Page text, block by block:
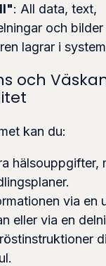
: All data, text,
och bilder
lagrar i
och
kan du:
hälsouppgifter,
via en
eller via en